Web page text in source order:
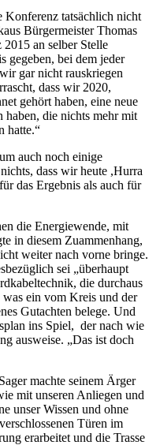
Konferenz tatsächlich nicht
Bürgermeister Thomas
an selber Stelle
gegeben, bei dem jeder
gar nicht rauskriegen
dass wir 2020,
gehört haben, eine neue
haben, die nichts mehr mit
hatte.“
auch noch einige
dass wir heute ,Hurra
das Ergebnis als auch für
die Energiewende, mit
in diesem Zuammenhang,
weiter nach vorne bringe.
sei „überhaupt
die durchaus
ein vom Kreis und der
Gutachten belege. Und
ins Spiel, der nach wie
ausweise. „Das ist doch
machte seinem Ärger
mit unseren Anliegen und
unser Wissen und ohne
Türen im
erarbeitet und die Trasse